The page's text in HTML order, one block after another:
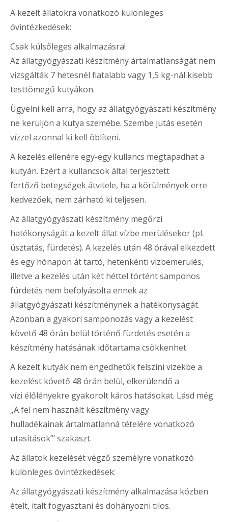
A kezelt állatokra vonatkozó különleges
óvintézkedések:
Csak külsőleges alkalmazásra!
Az állatgyógyászati készítmény ártalmatlanságát nem
vizsgálták 7 hetesnél fiatalabb vagy 1,5 kg-nál kisebb
testtömegű kutyákon.
Ügyelni kell arra, hogy az állatgyógyászati készítmény
ne kerüljön a kutya szemébe. Szembe jutás esetén
vízzel azonnal ki kell öblíteni.
A kezelés ellenére egy-egy kullancs megtapadhat a
kutyán. Ezért a kullancsok által terjesztett
fertőző betegségek átvitele, ha a körülmények erre
kedvezőek, nem zárható ki teljesen.
Az állatgyógyászati készítmény megőrzi
hatékonyságát a kezelt állat vízbe merülésekor (pl.
úsztatás, fürdetés). A kezelés után 48 órával elkezdett
és egy hónapon át tartó, hetenkénti vízbemerülés,
illetve a kezelés után két héttel történt samponos
fürdetés nem befolyásolta ennek az
állatgyógyászati készítménynek a hatékonyságát.
Azonban a gyakori samponozás vagy a kezelést
követő 48 órán belül történő fürdetés esetén a
készítmény hatásának időtartama csökkenhet.
A kezelt kutyák nem engedhetők felszíni vizekbe a
kezelést követő 48 órán belül, elkerülendő a
vízi élőlényekre gyakorolt káros hatásokat. Lásd még
„A fel nem használt készítmény vagy
hulladékainak ártalmatlanná tételére vonatkozó
utasítások”’ szakaszt.
Az állatok kezelését végző személyre vonatkozó
különleges óvintézkedések:
Az állatgyógyászati készítmény alkalmazása közben
ételt, italt fogyasztani és dohányozni tilos.